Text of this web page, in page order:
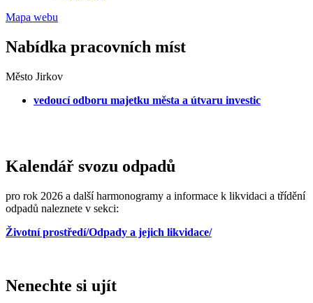
Mapa webu
Nabídka pracovních míst
Město Jirkov
vedoucí odboru majetku města a útvaru investic
Kalendář svozu odpadů
pro rok 2026 a další harmonogramy a informace k likvidaci a třídění
odpadů naleznete v sekci:
Životní prostředí/Odpady a jejich likvidace/
Nenechte si ujít